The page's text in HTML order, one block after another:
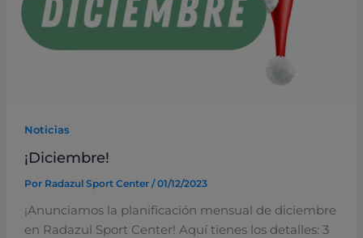
Noticias
¡Diciembre!
Por Radazul Sport Center /01/12/2023
¡Anunciamos la planificación mensual de diciembre
en Radazul Sport Center! Aquí tienes los detalles: 3